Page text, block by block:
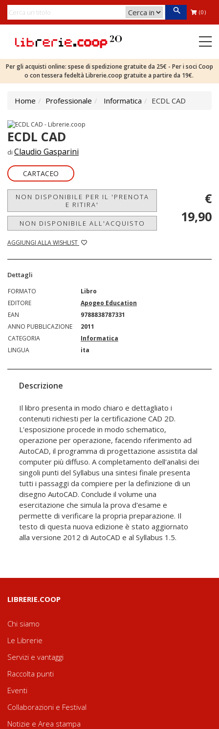
(0)
Per gli acquisti online: spese di spedizione gratuite da 25€ - Per i soci Coop
o con tessera fedeltà Librerie.coop gratuite a partire da 19€.
Home Professionale Informatica ECDL CAD
ECDL CAD
di Claudio Gasparini
CARTACEO
NON DISPONIBILE PER IL 'PRENOTA
E RITIRA'
NON DISPONIBILE ALL'ACQUISTO
AGGIUNGI ALLA WISHLIST
€
19,90
Dettagli
FORMATO
Libro
EDITORE
Apogeo Education
EAN
9788838787331
ANNO PUBBLICAZIONE
2011
CATEGORIA
Informatica
LINGUA
ita
Descrizione
Il libro presenta in modo chiaro e dettagliato i
contenuti richiesti per la certificazione CAD 2D.
L'esposizione procede in modo schematico,
operazione per operazione, facendo riferimento ad
AutoCAD, il programma di progettazione assistita dal
computer più diffuso. A completamento dell'analisi dei
singoli punti del Syllabus una sintesi finale presenta
tutti i passaggi da compiere per la definizione di un
disegno AutoCAD. Conclude il volume una
esercitazione che simula la prova d'esame e
permette di verificare la propria preparazione. Il
testo di questa nuova edizione è stato aggiornato
alla versione 2012 di AutoCAD e al Syllabus 1.5.
LIBRERIE.COOP
Chi siamo
Le Librerie
Servizi e vantaggi
Raccolta punti
Eventi
Collaborazioni e Festival
Notizie e Area stampa